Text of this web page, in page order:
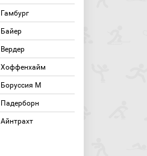
Гамбург
Байер
Вердер
Хоффенхайм
Боруссия М
Падерборн
Айнтрахт